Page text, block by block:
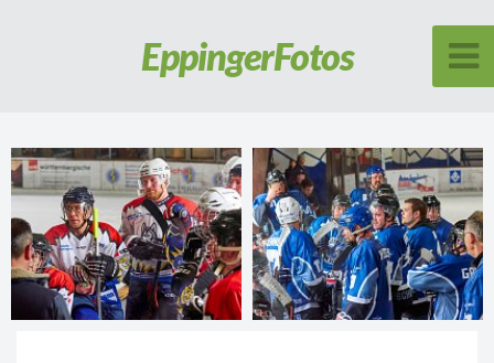
EppingerFotos